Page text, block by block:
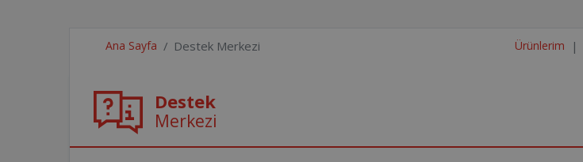
Ana Sayfa Destek Merkezi Ürünlerim
Destek
Merkezi